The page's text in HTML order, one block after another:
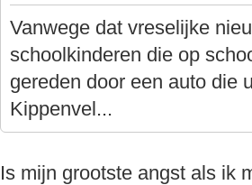
Vanwege dat vreselijke
schoolkinderen die op
gereden door een auto die
Kippenvel...
Is mijn grootste angst als ik